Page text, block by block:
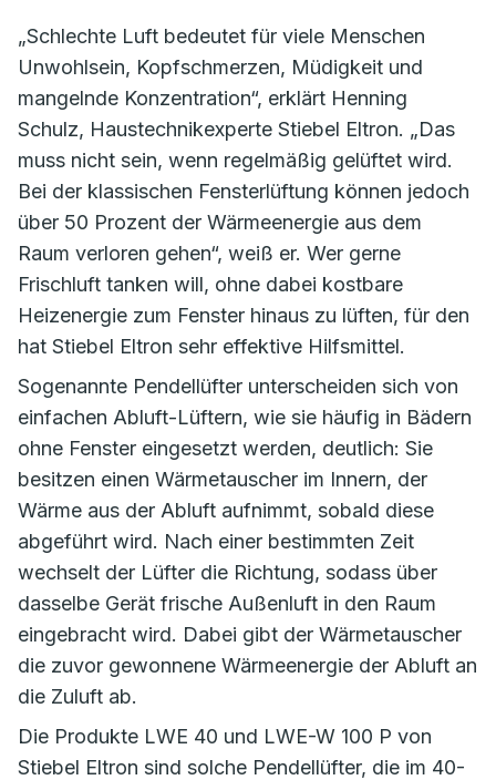
„Schlechte Luft bedeutet für viele Menschen
Unwohlsein, Kopfschmerzen, Müdigkeit und
mangelnde Konzentration“, erklärt Henning
Schulz, Haustechnikexperte Stiebel Eltron. „Das
muss nicht sein, wenn regelmäßig gelüftet wird.
Bei der klassischen Fensterlüftung können jedoch
über 50 Prozent der Wärmeenergie aus dem
Raum verloren gehen“, weiß er. Wer gerne
Frischluft tanken will, ohne dabei kostbare
Heizenergie zum Fenster hinaus zu lüften, für den
hat Stiebel Eltron sehr effektive Hilfsmittel.
Sogenannte Pendellüfter unterscheiden sich von
einfachen Abluft-Lüftern, wie sie häufig in Bädern
ohne Fenster eingesetzt werden, deutlich: Sie
besitzen einen Wärmetauscher im Innern, der
Wärme aus der Abluft aufnimmt, sobald diese
abgeführt wird. Nach einer bestimmten Zeit
wechselt der Lüfter die Richtung, sodass über
dasselbe Gerät frische Außenluft in den Raum
eingebracht wird. Dabei gibt der Wärmetauscher
die zuvor gewonnene Wärmeenergie der Abluft an
die Zuluft ab.
Die Produkte LWE 40 und LWE-W 100 P von
Stiebel Eltron sind solche Pendellüfter, die im 40-